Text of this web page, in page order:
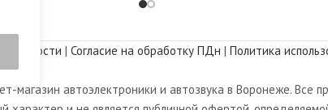
| Согласие на обработку ПДн | Политика
магазин автоэлектроники и автозвука в Воронеже. Все